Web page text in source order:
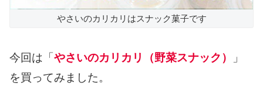
やさいのカリカリはスナック菓子です
今回は「 やさいのカリカリ（野菜スナック）
」
を買ってみました。